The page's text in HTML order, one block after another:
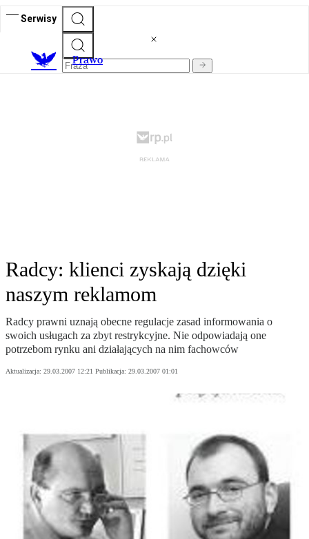
Serwisy
Prawo
Radcy: klienci zyskają dzięki
naszym reklamom
Radcy prawni uznają obecne regulacje zasad informowania o
swoich usługach za zbyt restrykcyjne. Nie odpowiadają one
potrzebom rynku ani działających na nim fachowców
Aktualizacja: 29.03.2007 12:21 Publikacja: 29.03.2007 01:01